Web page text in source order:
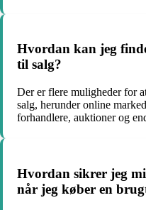
Hvordan kan jeg
til salg?
Der er flere muligheder for
salg, herunder online
forhandlere, auktioner og
Hvordan sikrer jeg
når jeg køber en